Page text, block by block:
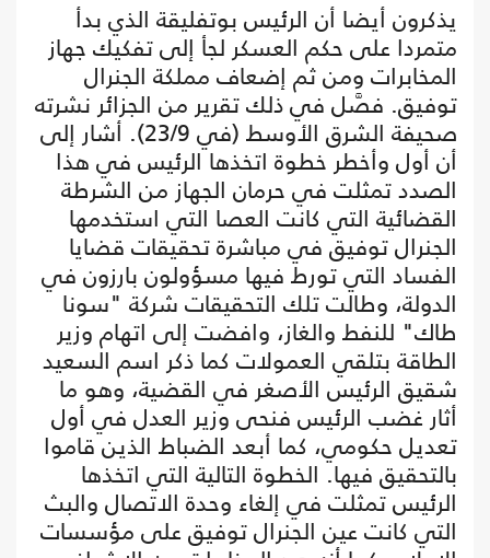
يذكرون أيضا أن الرئيس بوتفليقة الذي بدأ
متمردا على حكم العسكر لجأ إلى تفكيك جهاز
المخابرات ومن ثم إضعاف مملكة الجنرال
توفيق. فصَّل في ذلك تقرير من الجزائر نشرته
صحيفة الشرق الأوسط (في 23/9). أشار إلى
أن أول وأخطر خطوة اتخذها الرئيس في هذا
الصدد تمثلت في حرمان الجهاز من الشرطة
القضائية التي كانت العصا التي استخدمها
الجنرال توفيق في مباشرة تحقيقات قضايا
الفساد التي تورط فيها مسؤولون بارزون في
الدولة، وطالت تلك التحقيقات شركة "سونا
طاك" للنفط والغاز، وافضت إلى اتهام وزير
الطاقة بتلقي العمولات كما ذكر اسم السعيد
شقيق الرئيس الأصغر في القضية، وهو ما
أثار غضب الرئيس فنحى وزير العدل في أول
تعديل حكومي، كما أبعد الضباط الذين قاموا
بالتحقيق فيها. الخطوة التالية التي اتخذها
الرئيس تمثلت في إلغاء وحدة الاتصال والبث
التي كانت عين الجنرال توفيق على مؤسسات